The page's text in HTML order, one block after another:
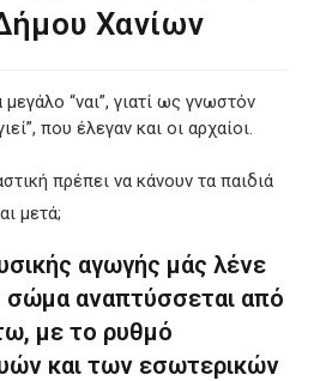
Χανίων
“ναι”, γιατί ως γνωστόν
που έλεγαν και οι αρχαίοι.
πρέπει να κάνουν τα παιδιά
μετά;
αγωγής μάς λένε
σώμα αναπτύσσεται από
με το ρυθμό
και των εσωτερικών